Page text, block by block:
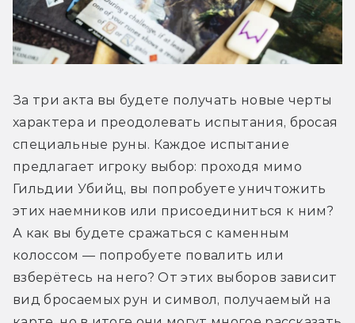
За три акта вы будете получать новые черты
характера и преодолевать испытания, бросая
специальные руны. Каждое испытание
предлагает игроку выбор: проходя мимо
Гильдии Убийц, вы попробуете уничтожить
этих наемников или присоединиться к ним?
А как вы будете сражаться с каменным
колоссом — попробуете повалить или
взберётесь на него? От этих выборов зависит
вид бросаемых рун и символ, получаемый на